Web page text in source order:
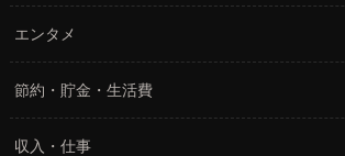
エンタメ
節約・貯金・生活費
収入・仕事